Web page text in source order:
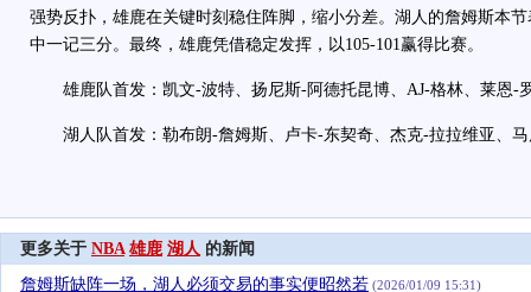
强势反扑，雄鹿在关键时刻稳住阵脚，缩小分差。湖人的詹姆斯本
中一记三分。最终，雄鹿凭借稳定发挥，以105-101赢得比赛。
雄鹿队首发：凯文-波特、扬尼斯-阿德托昆博、AJ-格林、莱恩-
湖人队首发：勒布朗-詹姆斯、卢卡-东契奇、杰克-拉拉维亚、马
更多关于 NBA 雄鹿 湖人 的新闻
詹姆斯缺阵一场，湖人必须交易的事实便昭然若 (2026/01/09 15:31)